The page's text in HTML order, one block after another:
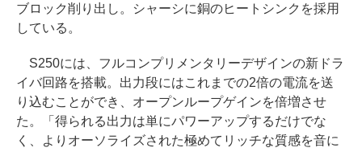
ブロック削り出し。シャーシに銅のヒートシンクを採用
している。
S250には、フルコンプリメンタリーデザインの新ドラ
イバ回路を搭載。出力段にはこれまでの2倍の電流を送
り込むことができ、オープンループゲインを倍増させ
た。「得られる出力は単にパワーアップするだけでな
く、よりオーソライズされた極めてリッチな質感を音に